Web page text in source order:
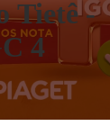
Tietê -
4